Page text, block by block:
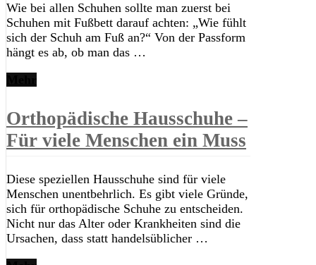
Wie bei allen Schuhen sollte man zuerst bei
Schuhen mit Fußbett darauf achten: „Wie fühlt
sich der Schuh am Fuß an?“ Von der Passform
hängt es ab, ob man das …
Orthopädische Hausschuhe –
Für viele Menschen ein Muss
Diese speziellen Hausschuhe sind für viele
Menschen unentbehrlich. Es gibt viele Gründe,
sich für orthopädische Schuhe zu entscheiden.
Nicht nur das Alter oder Krankheiten sind die
Ursachen, dass statt handelsüblicher …